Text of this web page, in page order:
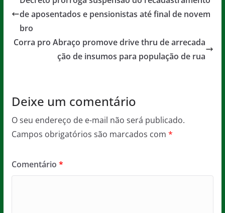
b
o
A
p
g
de aposentados e pensionistas até final de novem
bro
Corra pro Abraço promove drive thru de arrecada
ção de insumos para população de rua
Deixe um comentário
O seu endereço de e-mail não será publicado.
Campos obrigatórios são marcados com *
Comentário *